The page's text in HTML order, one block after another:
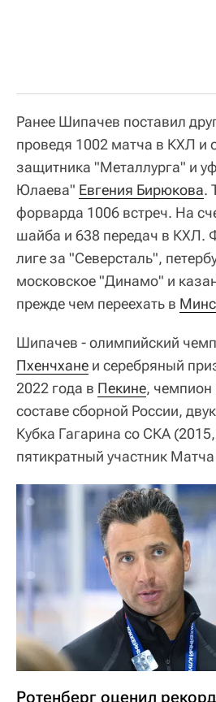
Ранее Шипачев поставил
проведя 1002 матча в КХЛ и
защитника "Металлурга" и
Юлаева" Евгения Бирюкова.
форварда 1006 встреч. На
шайба и 638 передач в КХЛ.
лиге за "Северсталь",
московское "Динамо" и
прежде чем переехать в
Шипачев - олимпийский
Пхенчхане и серебряный
2022 года в Пекине, чемпион
составе сборной России,
Кубка Гагарина со СКА
пятикратный участник
Ротенберг оценил